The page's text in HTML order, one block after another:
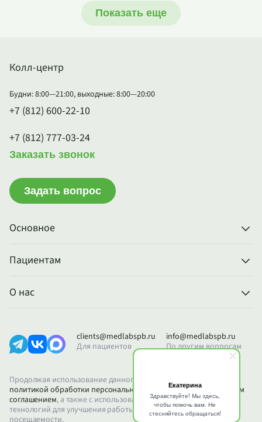
Показать еще
Основное
Пациентам
О нас
Колл-центр
Будни: 8:00—21:00, выходные: 8:00—20:00
+7 (812) 600-22-10
+7 (812) 777-03-24
Заказать звонок
Задать вопрос
Продолжая использование данного сайта, вы соглашаетесь с
политикой обработки персональных данныхипользовательским
соглашением, а также с использованием файлов Cookie и других
технологий для улучшения работы сайта и анализа его
посещаемости.
clients@medlabspb.ru
Для пациентов
info@medlabspb.ru
По другим вопросам